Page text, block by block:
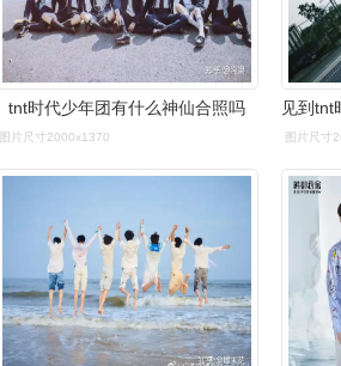
tnt时代少年团有什么神仙合照吗
图片尺寸2000x1370 图片尺寸